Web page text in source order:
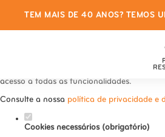
Defina as suas
cookies para este
Este website utiliza cookies estritamente
acesso a todas as funcionalidades.
Consulte a nossa política de privacidade e
Cookies necessários (obrigatório)
TEM MAIS DE 40 ANOS? TEMOS